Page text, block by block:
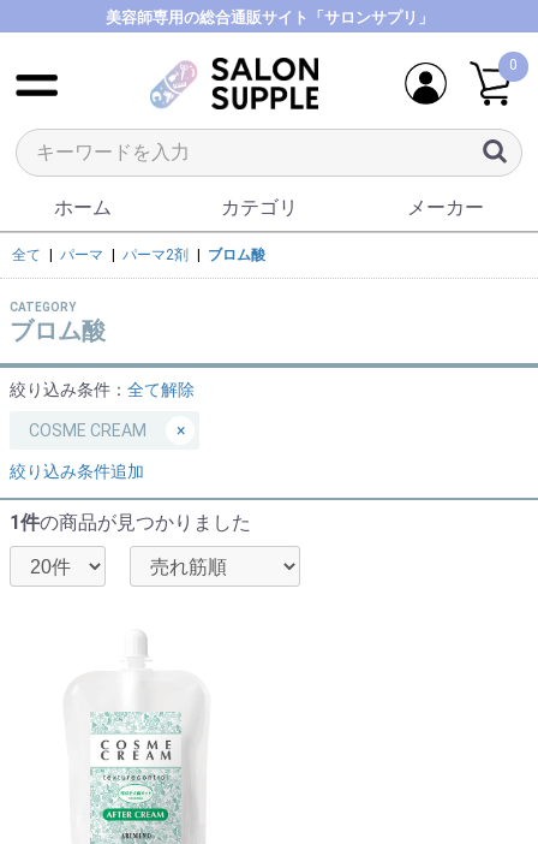
美容師専用の総合通販サイト「サロンサプリ」
0
ホーム カテゴリ メーカー
全て パーマ パーマ2剤 ブロム酸
CATEGORY
ブロム酸
絞り込み条件： 全て解除
COSME CREAM ×
絞り込み条件追加
1件の商品が見つかりました